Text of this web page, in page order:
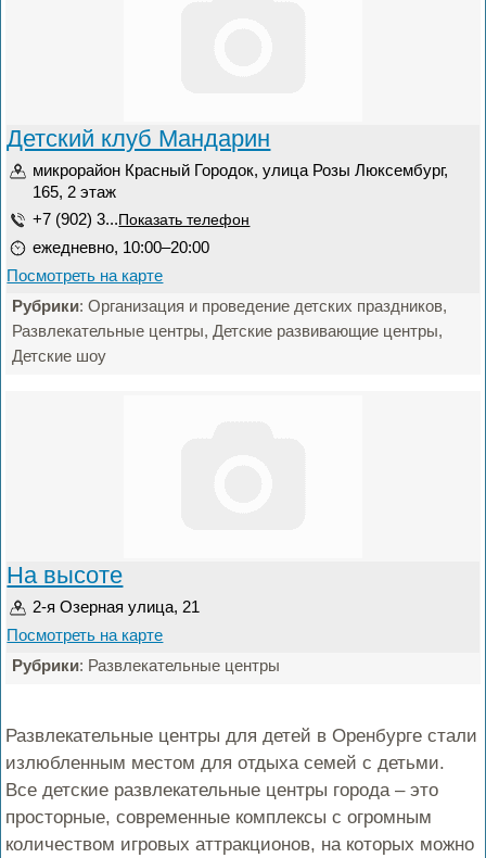
Детский клуб Мандарин
микрорайон Красный Городок, улица Розы Люксембург,
165, 2 этаж
+7 (902) 3... Показать телефон
ежедневно, 10:00–20:00
Посмотреть на карте
Рубрики: Организация и проведение детских праздников,
Развлекательные центры, Детские развивающие центры,
Детские шоу
На высоте
2-я Озерная улица, 21
Посмотреть на карте
Рубрики: Развлекательные центры
Развлекательные центры для детей в Оренбурге стали
излюбленным местом для отдыха семей с детьми.
Все детские развлекательные центры города – это
просторные, современные комплексы с огромным
количеством игровых аттракционов, на которых можно